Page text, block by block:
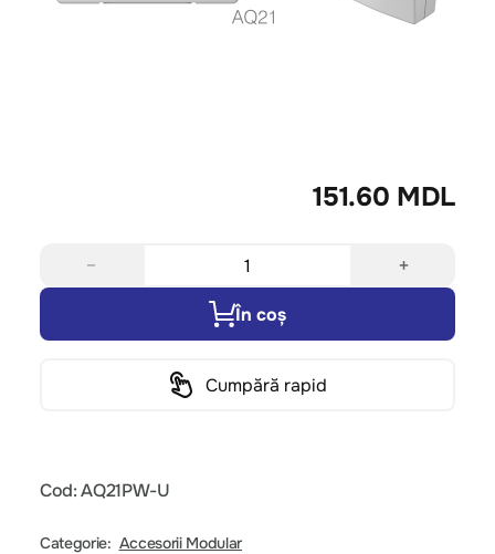
151.60 MDL
− +
În coș
Cumpără rapid
Cod: AQ21PW-U
Categorie: Accesorii Modular